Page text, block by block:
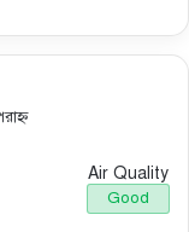
Air Quality
Good